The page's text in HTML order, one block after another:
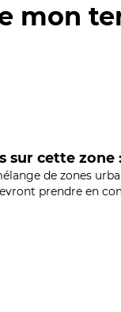
mon
sur cette zone :
de zones
prendre en